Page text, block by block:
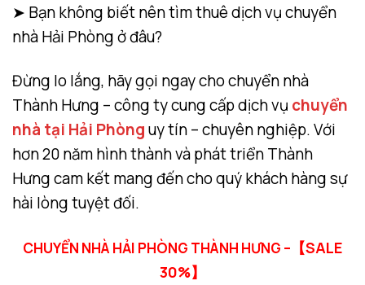
➤ Bạn không biết nên tìm thuê dịch vụ chuyển
nhà Hải Phòng ở đâu?
Đừng lo lắng, hãy gọi ngay cho chuyển nhà
Thành Hưng – công ty cung cấp dịch vụ chuyển
nhà tại Hải Phònguy tín – chuyên nghiệp. Với
hơn 20 năm hình thành và phát triển Thành
Hưng cam kết mang đến cho quý khách hàng sự
hài lòng tuyệt đối.
CHUYỂN NHÀ HẢI PHÒNG THÀNH HƯNG – 【SALE
30%】